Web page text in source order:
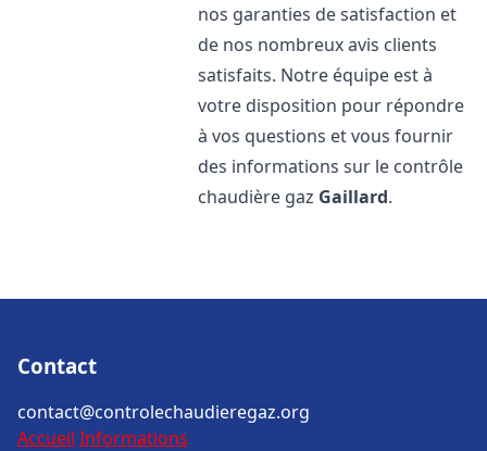
nos garanties de satisfaction et
de nos nombreux avis clients
satisfaits. Notre équipe est à
votre disposition pour répondre
à vos questions et vous fournir
des informations sur le contrôle
chaudière gaz Gaillard.
Contact
contact@controlechaudieregaz.org
Accueil Informations